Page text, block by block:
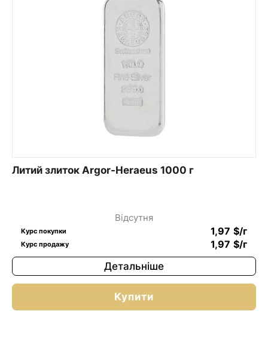
Литий злиток Argor-Heraeus 1000 г
Відсутня
Курс покупки 1,97 $/г
Курс продажу 1,97 $/г
Детальніше
Купити